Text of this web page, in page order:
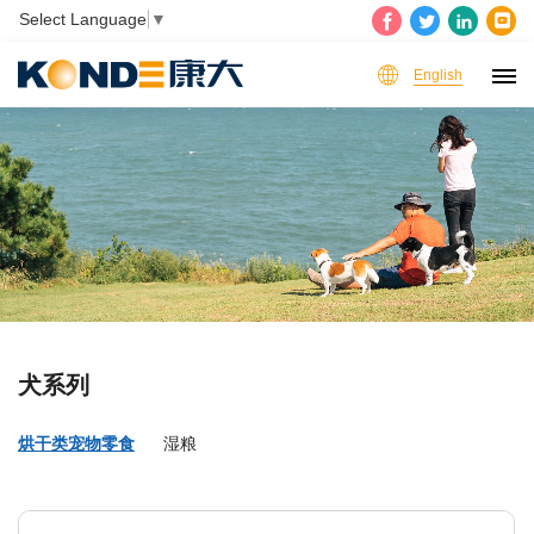
Select Language ▼
English
犬系列
烘干类宠物零食 湿粮